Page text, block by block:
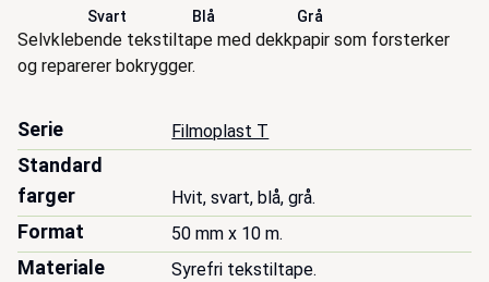
Svart Blå Grå
Beskrivelse
Selvklebende tekstiltape med dekkpapir som forsterker
og reparerer bokrygger.
Serie Filmoplast T
Standard
farger
Hvit, svart, blå, grå.
Format 50 mm x 10 m.
Materiale Syrefri tekstiltape.